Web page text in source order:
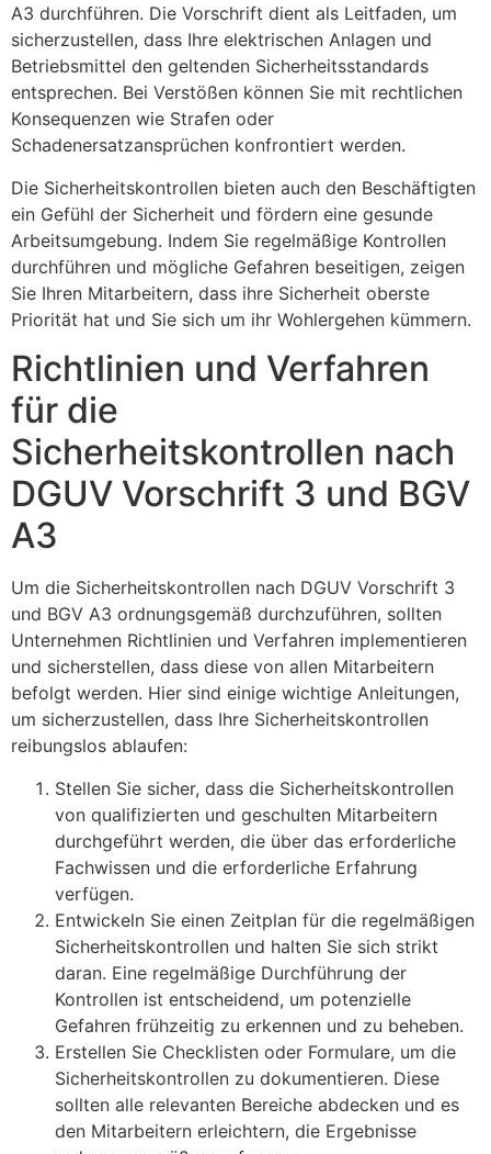
A3 durchführen. Die Vorschrift dient als Leitfaden, um
sicherzustellen, dass Ihre elektrischen Anlagen und
Betriebsmittel den geltenden Sicherheitsstandards
entsprechen. Bei Verstößen können Sie mit rechtlichen
Konsequenzen wie Strafen oder
Schadenersatzansprüchen konfrontiert werden.
Die Sicherheitskontrollen bieten auch den Beschäftigten
ein Gefühl der Sicherheit und fördern eine gesunde
Arbeitsumgebung. Indem Sie regelmäßige Kontrollen
durchführen und mögliche Gefahren beseitigen, zeigen
Sie Ihren Mitarbeitern, dass ihre Sicherheit oberste
Priorität hat und Sie sich um ihr Wohlergehen kümmern.
Richtlinien und Verfahren
für die
Sicherheitskontrollen nach
DGUV Vorschrift 3 und BGV
A3
Um die Sicherheitskontrollen nach DGUV Vorschrift 3
und BGV A3 ordnungsgemäß durchzuführen, sollten
Unternehmen Richtlinien und Verfahren implementieren
und sicherstellen, dass diese von allen Mitarbeitern
befolgt werden. Hier sind einige wichtige Anleitungen,
um sicherzustellen, dass Ihre Sicherheitskontrollen
reibungslos ablaufen:
Stellen Sie sicher, dass die Sicherheitskontrollen
von qualifizierten und geschulten Mitarbeitern
durchgeführt werden, die über das erforderliche
Fachwissen und die erforderliche Erfahrung
verfügen.
Entwickeln Sie einen Zeitplan für die regelmäßigen
Sicherheitskontrollen und halten Sie sich strikt
daran. Eine regelmäßige Durchführung der
Kontrollen ist entscheidend, um potenzielle
Gefahren frühzeitig zu erkennen und zu beheben.
Erstellen Sie Checklisten oder Formulare, um die
Sicherheitskontrollen zu dokumentieren. Diese
sollten alle relevanten Bereiche abdecken und es
den Mitarbeitern erleichtern, die Ergebnisse